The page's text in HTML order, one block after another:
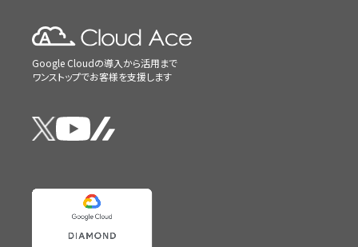
Google Cloudの導入から活用まで
ワンストップでお客様を支援します